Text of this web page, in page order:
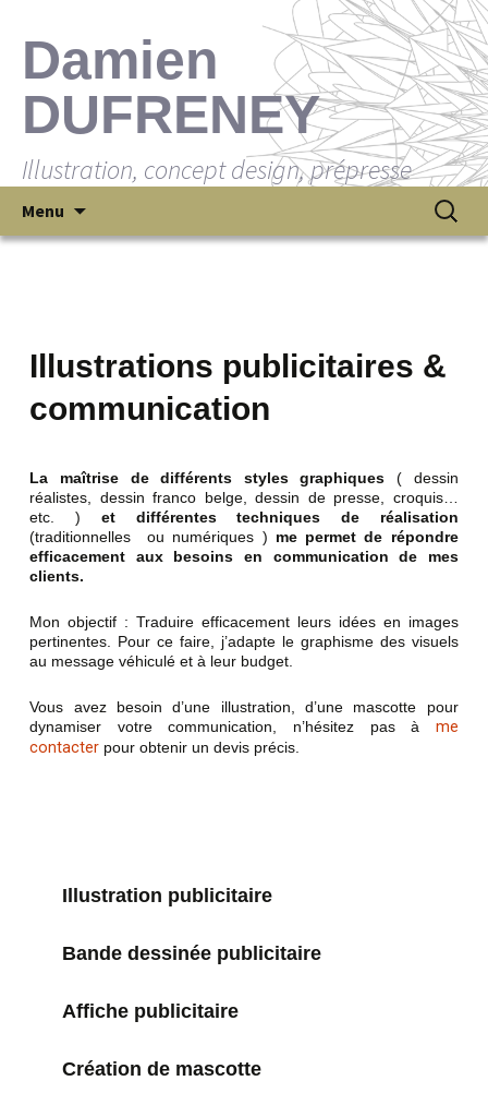
Damien
DUFRENEY
Illustration, concept design, prépresse
Menu
au
contenu
Illustrations publicitaires &
communication
La maîtrise de différents styles graphiques ( dessin
réalistes, dessin franco belge, dessin de presse, croquis…
etc. ) et différentes techniques de réalisation
(traditionnelles ou numériques ) me permet de répondre
efficacement aux besoins en communication de mes
clients.
Mon objectif : Traduire efficacement leurs idées en images
pertinentes. Pour ce faire, j’adapte le graphisme des visuels
au message véhiculé et à leur budget.
Vous avez besoin d’une illustration, d’une mascotte pour
dynamiser votre communication, n’hésitez pas à me
contacter pour obtenir un devis précis.
Illustration publicitaire
Bande dessinée publicitaire
Affiche publicitaire
Création de mascotte